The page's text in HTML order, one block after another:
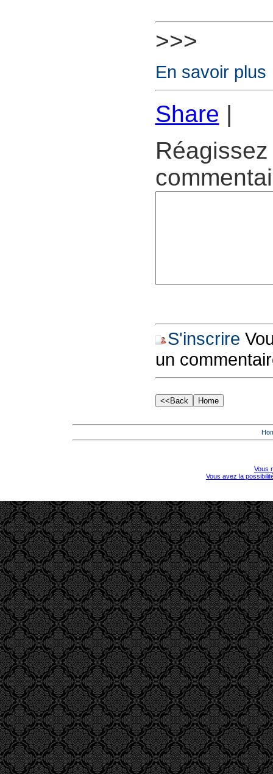
>>>
En savoir plus
Share |
S'inscrire
un
Vous
Vous avez la